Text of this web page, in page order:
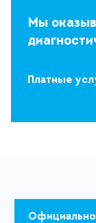
Мы
Платные